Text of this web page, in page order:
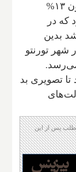
فدرال و استانی کنونی (که اکنون ۱۳%
که در
بدین
شهر تورنتو
کنونی به ۱۴% می‌رسد.
تصویری بد
پس از این